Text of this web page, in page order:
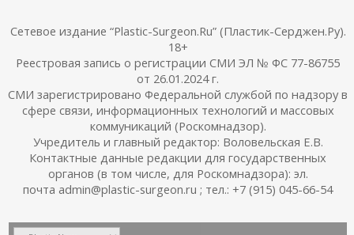
Сетевое издание “Plastic-Surgeon.Ru” (Пластик-Серджен.Ру).
18+
Реестровая запись о регистрации СМИ ЭЛ № ФС 77-86755
от 26.01.2024 г.
СМИ зарегистрировано Федеральной службой по надзору в
сфере связи, информационных технологий и массовых
коммуникаций (Роскомнадзор).
Учредитель и главный редактор: Воловельская Е.В.
Контактные данные редакции для государственных
органов (в том числе, для Роскомнадзора): эл.
почта admin@plastic-surgeon.ru ; тел.: +7 (915) 045-66-54